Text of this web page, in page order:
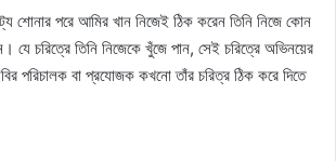
শোনার পরে আমির খান নিজেই ঠিক করেন তিনি নিজে কোন
যে চরিত্রে তিনি নিজেকে খুঁজে পান, সেই চরিত্রে অভিনয়ের
পরিচালক বা প্রযোজক কখনো তাঁর চরিত্র ঠিক করে দিতে